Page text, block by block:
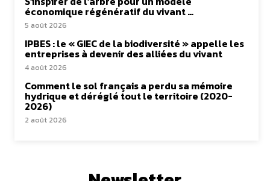
économique régénératif du vivant …
5 août 2026
IPBES : le « GIEC de la biodiversité » appelle les
entreprises à devenir des alliées du vivant
4 août 2026
Comment le sol français a perdu sa mémoire
hydrique et déréglé tout le territoire (2020-
2026)
2 août 2026